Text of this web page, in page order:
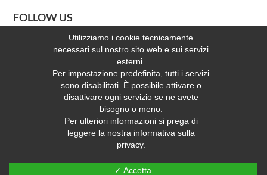
FOLLOW US
RICHIEDI INFORMAZIONI
CONTATTACI
web realizzato e ottimizzato da PRISMI S.p.A. |
Utilizziamo i cookie tecnicamente
necessari sul nostro sito web e sui servizi
esterni.
Per impostazione predefinita, tutti i servizi
sono disabilitati. È possibile attivare o
disattivare ogni servizio se ne avete
bisogno o meno.
Per ulteriori informazioni si prega di
leggere la nostra informativa sulla
privacy.
✓ Accetta